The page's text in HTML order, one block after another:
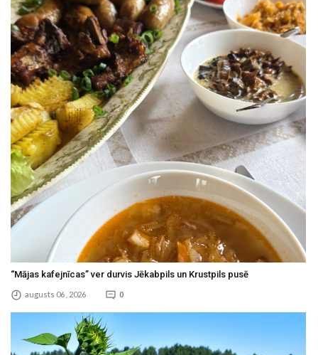
“Mājas kafejnīcas” ver durvis Jēkabpils un Krustpils pusē
augusts 06 , 2026 0